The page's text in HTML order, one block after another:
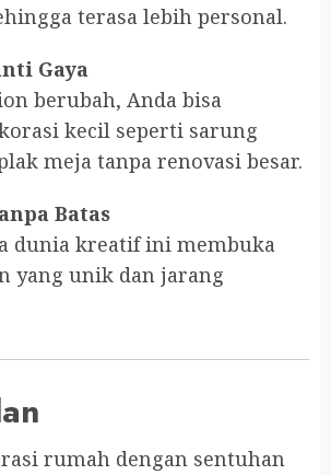
terasa lebih personal.
Gaya
berubah, Anda bisa
kecil seperti sarung
meja tanpa renovasi besar.
Batas
dunia kreatif ini membuka
yang unik dan jarang
rumah dengan sentuhan